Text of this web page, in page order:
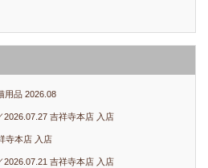
用品 2026.08
2026.07.27 吉祥寺本店 入店
寺本店 入店
2026.07.21 吉祥寺本店 入店